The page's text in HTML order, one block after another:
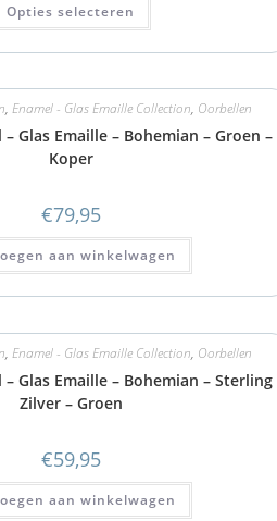
Opties selecteren
,Enamel - Glas Emaille Collection, Oorbellen
Glas Emaille – Bohemian – Groen –
Koper
€79,95
aan winkelwagen
,Enamel - Glas Emaille Collection, Oorbellen
Glas Emaille – Bohemian – Sterling
Zilver – Groen
€59,95
aan winkelwagen